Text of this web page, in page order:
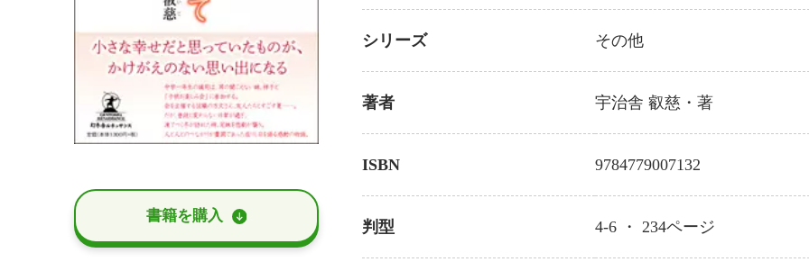
書籍を購⼊
シリーズ その他
著者 宇治舎 叡慈 ・著
ISBN 9784779007132
判型 4-6 ・234ページ